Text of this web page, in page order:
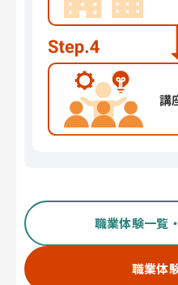
職業体験一覧
職業体